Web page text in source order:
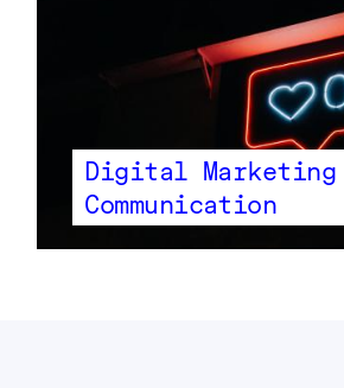
Digital Marketing
Communication